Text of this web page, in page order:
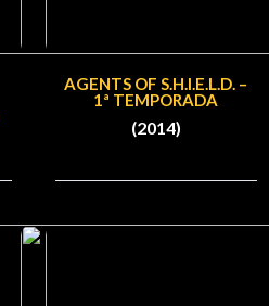
AGENTS OF S.H.I.E.L.D. –
1ª TEMPORADA
(2014)